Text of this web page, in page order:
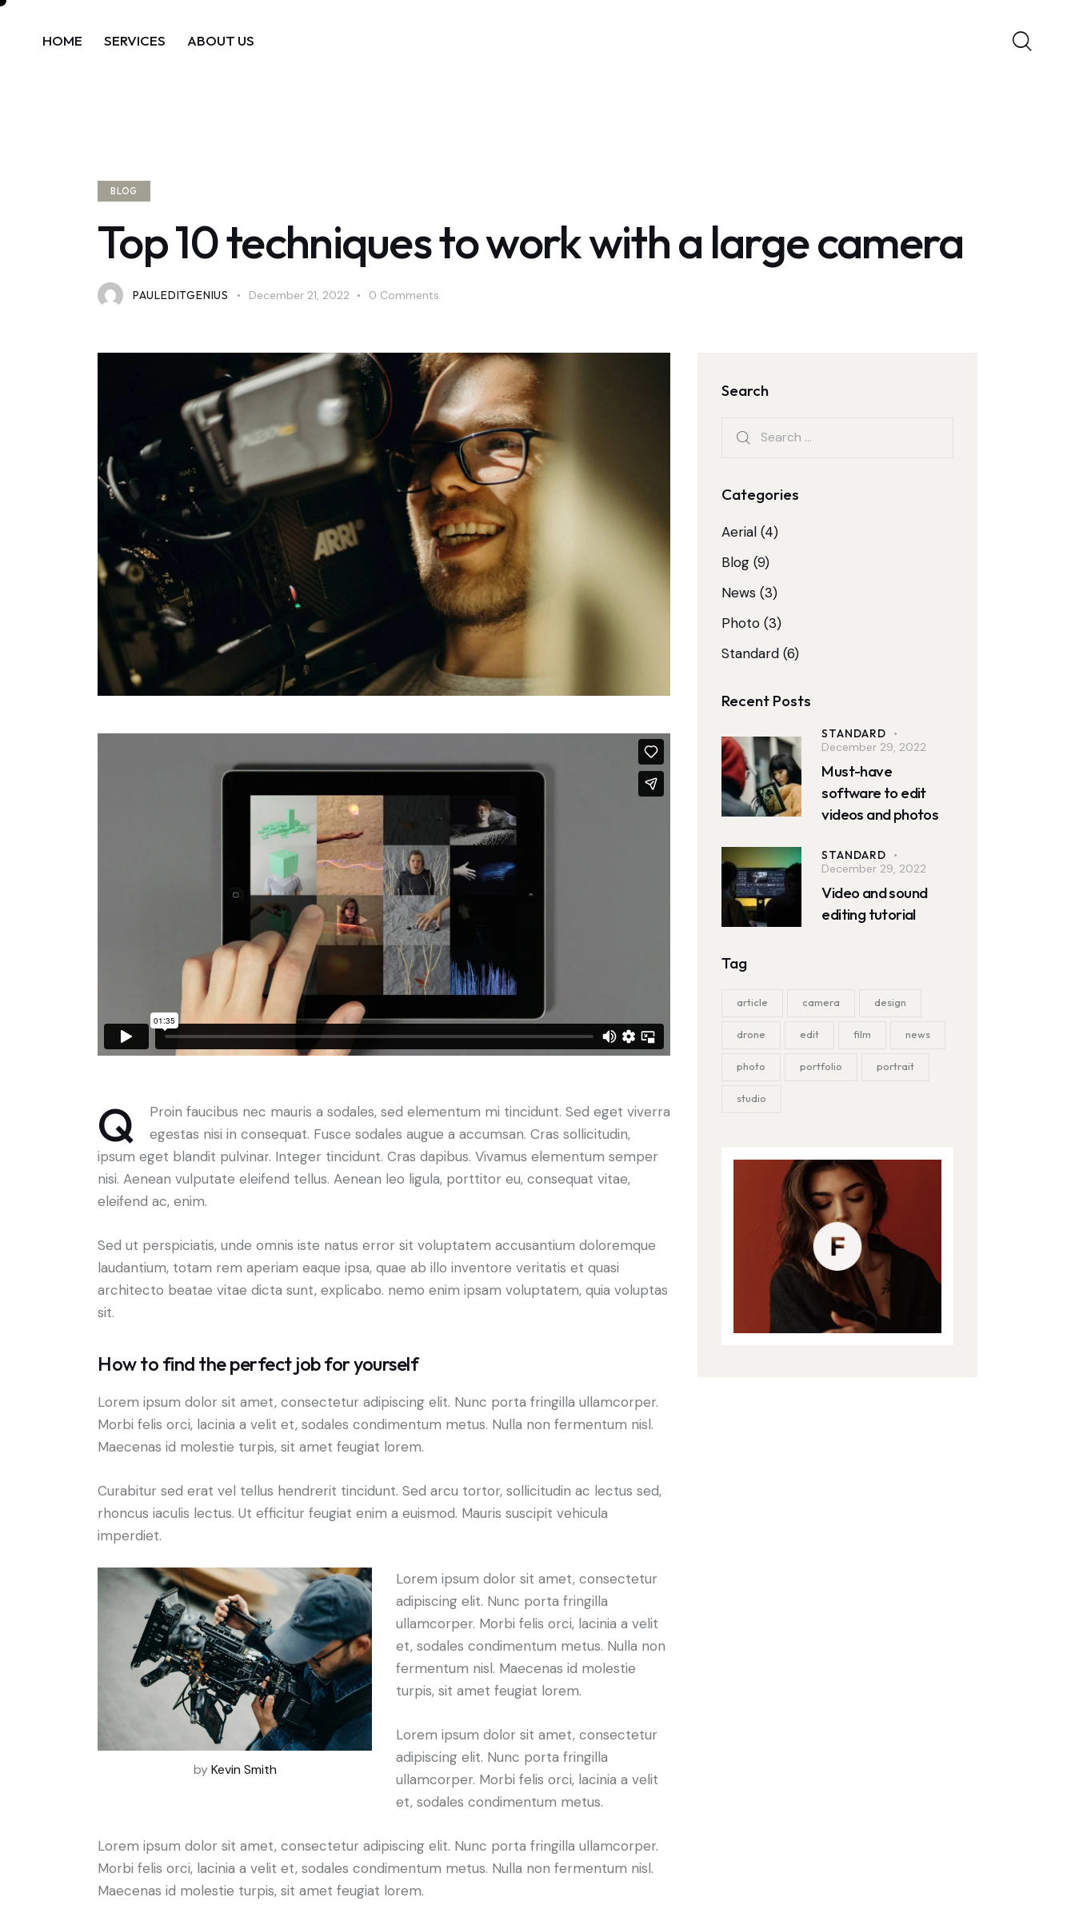
HOME SERVICES ABOUT US
BLOG
Top 10 techniques to work with a large camera
PAULEDITGENIUS December 21, 2022 0 Comments
Q
Proin faucibus nec mauris a sodales, sed elementum mi tincidunt. Sed eget viverra
egestas nisi in consequat. Fusce sodales augue a accumsan. Cras sollicitudin,
ipsum eget blandit pulvinar. Integer tincidunt. Cras dapibus. Vivamus elementum semper
nisi. Aenean vulputate eleifend tellus. Aenean leo ligula, porttitor eu, consequat vitae,
eleifend ac, enim.
Sed ut perspiciatis, unde omnis iste natus error sit voluptatem accusantium doloremque
laudantium, totam rem aperiam eaque ipsa, quae ab illo inventore veritatis et quasi
architecto beatae vitae dicta sunt, explicabo. nemo enim ipsam voluptatem, quia voluptas
sit.
How to find the perfect job for yourself
Lorem ipsum dolor sit amet, consectetur adipiscing elit. Nunc porta fringilla ullamcorper.
Morbi felis orci, lacinia a velit et, sodales condimentum metus. Nulla non fermentum nisl.
Maecenas id molestie turpis, sit amet feugiat lorem.
Curabitur sed erat vel tellus hendrerit tincidunt. Sed arcu tortor, sollicitudin ac lectus sed,
rhoncus iaculis lectus. Ut efficitur feugiat enim a euismod. Mauris suscipit vehicula
imperdiet.
byKevin Smith
Lorem ipsum dolor sit amet, consectetur
adipiscing elit. Nunc porta fringilla
ullamcorper. Morbi felis orci, lacinia a velit
et, sodales condimentum metus. Nulla non
fermentum nisl. Maecenas id molestie
turpis, sit amet feugiat lorem.
Lorem ipsum dolor sit amet, consectetur
adipiscing elit. Nunc porta fringilla
ullamcorper. Morbi felis orci, lacinia a velit
et, sodales condimentum metus.
Lorem ipsum dolor sit amet, consectetur adipiscing elit. Nunc porta fringilla ullamcorper.
Morbi felis orci, lacinia a velit et, sodales condimentum metus. Nulla non fermentum nisl.
Maecenas id molestie turpis, sit amet feugiat lorem.
Search
Categories
Aerial (4)
Blog (9)
News (3)
Photo (3)
Standard (6)
Recent Posts
STANDARD
December 29, 2022
Must-have
software to edit
videos and photos
STANDARD
December 29, 2022
Video and sound
editing tutorial
Tag
article camera design
drone edit film news
photo portfolio portrait
studio